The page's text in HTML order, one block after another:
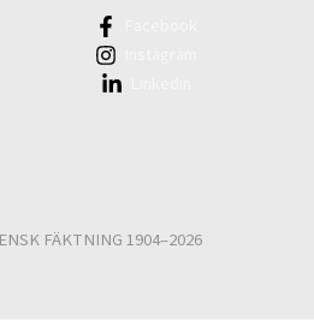
FÄKTNING 1904–2026